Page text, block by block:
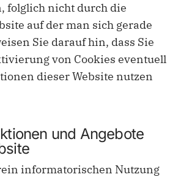
folglich nicht durch die
auf der man sich gerade
Sie darauf hin, dass Sie
von Cookies eventuell
dieser Website nutzen
und Angebote
informatorischen Nutzung